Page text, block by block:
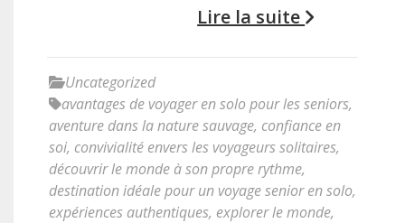
Lire la suite
Uncategorized
avantages de voyager en solo pour les seniors,
aventure dans la nature sauvage, confiance en
soi, convivialité envers les voyageurs solitaires,
découvrir le monde à son propre rythme,
destination idéale pour un voyage senior en solo,
expériences authentiques, explorer le monde,